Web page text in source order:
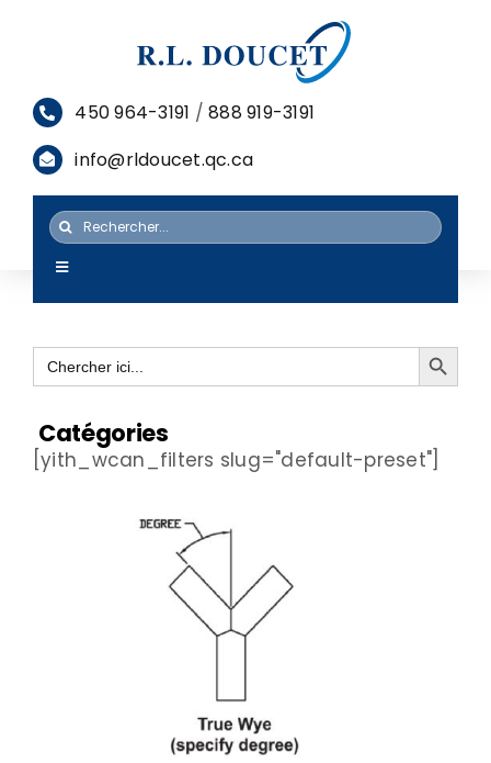
450 964-3191 /888 919-3191
info@rldoucet.qc.ca
Rechercher:
Toggle
Navigation
SERVICES
RESSOURCES
À PROPOS
Search
for:
Search Button
Catégories
[yith_wcan_filters slug="default-preset"]